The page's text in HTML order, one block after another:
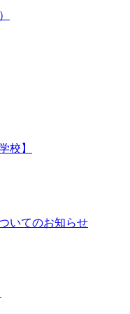
校】
いてのお知らせ